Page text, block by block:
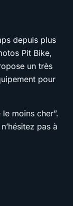
depuis plus
Pit Bike,
un très
pour
moins cher”.
pas à